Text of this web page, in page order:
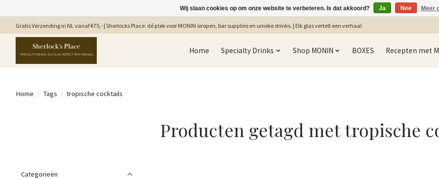
Gratis Verzending in NL vanaf €75,- | Sherlocks Place: dé plek voor MONIN siropen, bar supplies en unieke drinks. | Elk glas vertelt een verhaal
Home Specialty Drinks Shop MONIN BOXES Recepten met
Home / Tags / tropische cocktails
Producten getagd met tropische
Categorieën
Wij slaan cookies op om onze website te verbeteren. Is dat akkoord? Ja Nee Meer